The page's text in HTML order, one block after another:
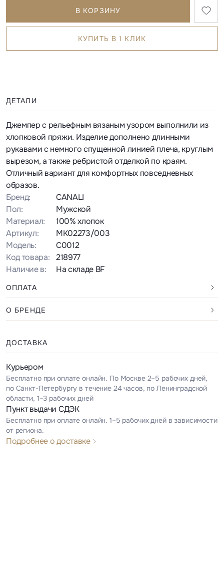
В КОРЗИНУ
КУПИТЬ В 1 КЛИК
ДЕТАЛИ
Джемпер с рельефным вязаным узором выполнили из
хлопковой пряжи. Изделие дополнено длинными
рукавами с немного спущенной линией плеча, круглым
вырезом, а также ребристой отделкой по краям.
Отличный вариант для комфортных повседневных
образов.
Бренд:
CANALI
Пол:
Мужской
Материал:
100% хлопок
Артикул:
MK02273/003
Модель:
C0012
Код товара:
218977
Наличие в:
На складе BF
ОПЛАТА
О БРЕНДЕ
ДОСТАВКА
Курьером
Бесплатно при оплате онлайн. По Москве 2–5 рабочих дней,
по Санкт-Петербургу в течение 24 часов, по Ленинградской
области, 1–3 рабочих дней
Пункт выдачи СДЭК
Бесплатно при оплате онлайн. 1–5 рабочих дней в зависимости
от региона.
Подробнее о доставке